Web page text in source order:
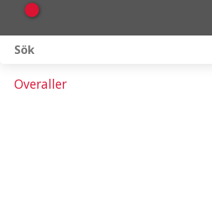
Overaller